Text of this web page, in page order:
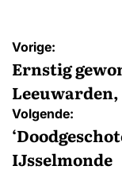
Bericht
navigatie
Vorige:
Ernstig
Volgende:
IJsselmonde